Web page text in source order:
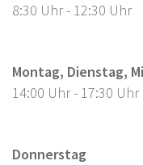
8:30 Uhr - 12:30 Uhr
Montag, Dienstag,
14:00 Uhr - 17:30 Uhr
Donnerstag